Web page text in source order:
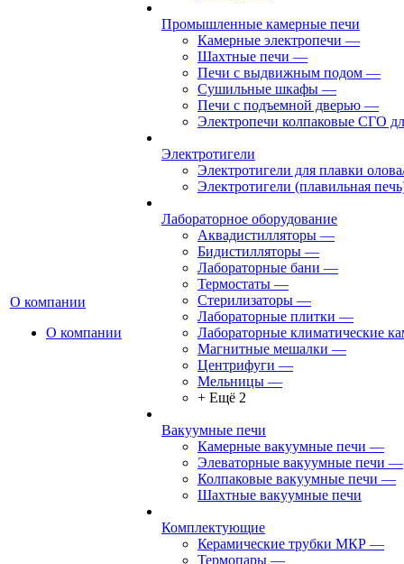
О компании
О компании
Промышленные камерные печи
Камерные электропечи —
Шахтные печи —
Печи с выдвижным подом —
Сушильные шкафы —
Печи с подъемной дверью —
Электропечи колпаковые СГО
Электротигели
Электротигели для плавки
Электротигели (плавильная
Лабораторное оборудование
Аквадистилляторы —
Бидистилляторы —
Лабораторные бани —
Термостаты —
Стерилизаторы —
Лабораторные плитки —
Лабораторные климатические
Магнитные мешалки —
Центрифуги —
Мельницы —
+ Ещё 2
Вакуумные печи
Камерные вакуумные печи —
Элеваторные вакуумные печи —
Колпаковые вакуумные печи —
Шахтные вакуумные печи
Комплектующие
Керамические трубки МКР —
Термопары —